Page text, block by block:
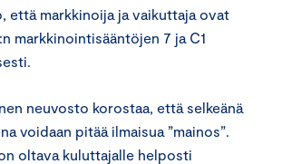
että markkinoija ja vaikuttaja ovat
markkinointisääntöjen 7 ja C1
neuvosto korostaa, että selkeänä
voidaan pitää ilmaisua ”mainos”.
oltava kuluttajalle helposti